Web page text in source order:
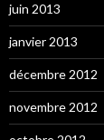
juin 2013
janvier 2013
décembre 2012
novembre 2012